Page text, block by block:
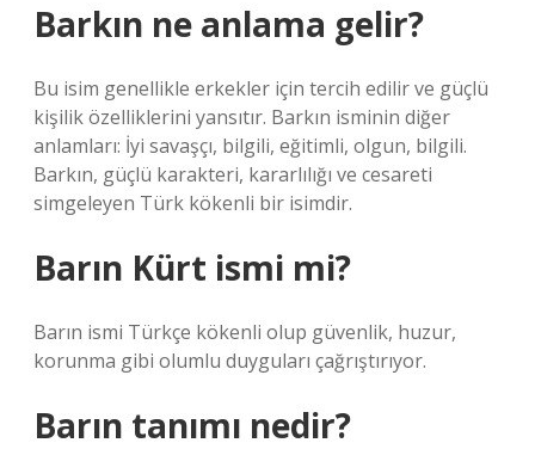
Barkın ne anlama gelir?
Bu isim genellikle erkekler için tercih edilir ve güçlü
kişilik özelliklerini yansıtır. Barkın isminin diğer
anlamları: İyi savaşçı, bilgili, eğitimli, olgun, bilgili.
Barkın, güçlü karakteri, kararlılığı ve cesareti
simgeleyen Türk kökenli bir isimdir.
Barın Kürt ismi mi?
Barın ismi Türkçe kökenli olup güvenlik, huzur,
korunma gibi olumlu duyguları çağrıştırıyor.
Barın tanımı nedir?